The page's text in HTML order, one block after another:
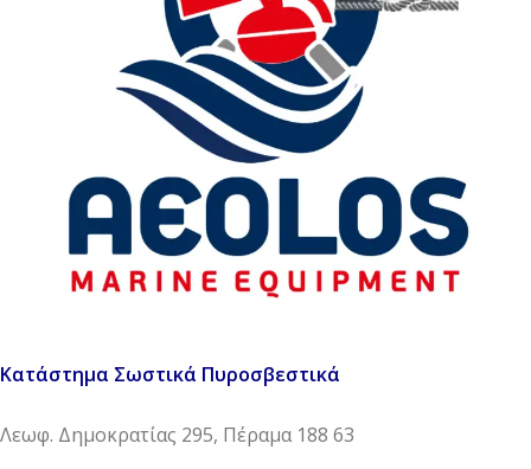
Κατάστημα Σωστικά Πυροσβεστικά
Λεωφ. Δημοκρατίας 295, Πέραμα 188 63